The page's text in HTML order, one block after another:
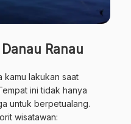
Ranau
kamu lakukan saat
ini tidak hanya
untuk berpetualang.
wisatawan: